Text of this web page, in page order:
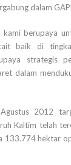
dalam
berupaya
baik di
strategis
dalam
2012
Kaltim telah
133.774 hektar